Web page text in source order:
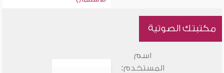
مكتبتك الصوتية
اسم
المستخدم: